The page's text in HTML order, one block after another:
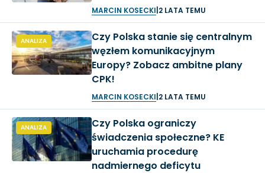
MARCIN KOSECKI 2 LATA TEMU
ANALIZA
Czy Polska stanie się centralnym
węzłem komunikacyjnym
Europy? Zobacz ambitne plany
CPK!
MARCIN KOSECKI 2 LATA TEMU
ANALIZA
Czy Polska ograniczy
świadczenia społeczne? KE
uruchamia procedurę
nadmiernego deficytu